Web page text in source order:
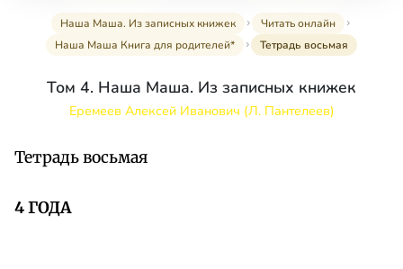
Наша Маша. Из записных книжек
Читать онлайн
Наша Маша Книга для родителей*
Тетрадь восьмая
Том 4. Наша Маша. Из записных книжек
Еремеев Алексей Иванович (Л. Пантелеев)
Тетрадь восьмая
4 ГОДА